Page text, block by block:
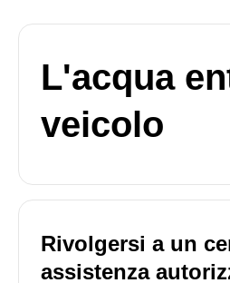
L'acqua
veicolo
Rivolgersi a un
assistenza